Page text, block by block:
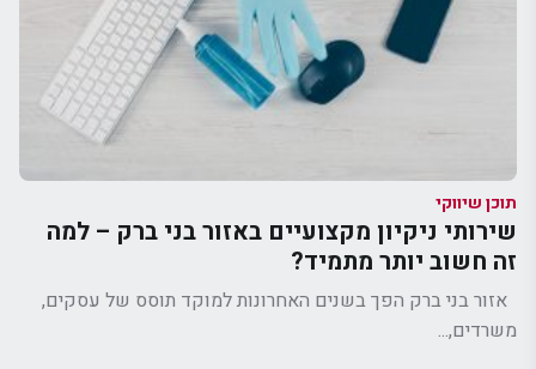
תוכן שיווקי
שירותי ניקיון מקצועיים באזור בני ברק – למה
זה חשוב יותר מתמיד?
אזור בני ברק הפך בשנים האחרונות למוקד תוסס של עסקים,
משרדים,...